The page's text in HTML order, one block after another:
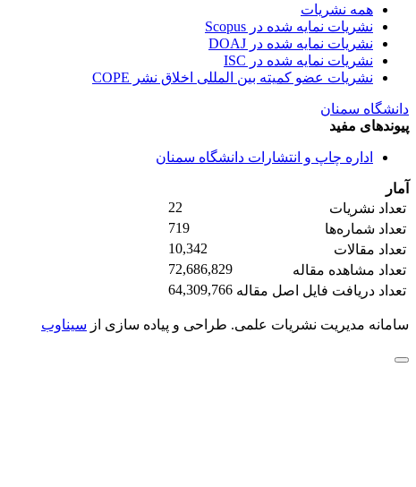
همه نشریات
نشریات نمایه شده در Scopus
نشریات نمایه شده در DOAJ
نشریات نمایه شده در ISC
نشریات عضو کمیته بین المللی اخلاق نشر COPE
دانشگاه سمنان
پیوندهای مفید
اداره چاپ و انتشارات دانشگاه سمنان
آمار
تعداد نشریات
22
تعداد شماره‌ها
719
تعداد مقالات
10,342
تعداد مشاهده مقاله
72,686,829
تعداد دریافت فایل اصل مقاله 64,309,766
سامانه مدیریت نشریات علمی. طراحی و پیاده سازی از سیناوب